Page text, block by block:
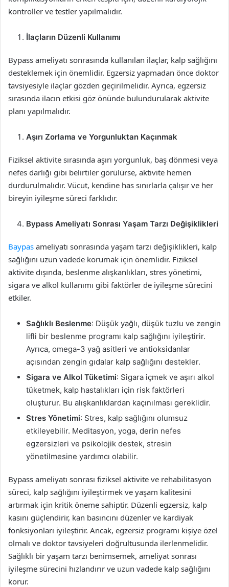
kontroller ve testler yapılmalıdır.
İlaçların Düzenli Kullanımı
Bypass ameliyatı sonrasında kullanılan ilaçlar, kalp sağlığını
desteklemek için önemlidir. Egzersiz yapmadan önce doktor
tavsiyesiyle ilaçlar gözden geçirilmelidir. Ayrıca, egzersiz
sırasında ilacın etkisi göz önünde bulundurularak aktivite
planı yapılmalıdır.
Aşırı Zorlama ve Yorgunluktan Kaçınmak
Fiziksel aktivite sırasında aşırı yorgunluk, baş dönmesi veya
nefes darlığı gibi belirtiler görülürse, aktivite hemen
durdurulmalıdır. Vücut, kendine has sınırlarla çalışır ve her
bireyin iyileşme süreci farklıdır.
Bypass Ameliyatı Sonrası Yaşam Tarzı Değişiklikleri
Baypas ameliyatı sonrasında yaşam tarzı değişiklikleri, kalp
sağlığını uzun vadede korumak için önemlidir. Fiziksel
aktivite dışında, beslenme alışkanlıkları, stres yönetimi,
sigara ve alkol kullanımı gibi faktörler de iyileşme sürecini
etkiler.
Sağlıklı Beslenme: Düşük yağlı, düşük tuzlu ve zengin
lifli bir beslenme programı kalp sağlığını iyileştirir.
Ayrıca, omega-3 yağ asitleri ve antioksidanlar
açısından zengin gıdalar kalp sağlığını destekler.
Sigara ve Alkol Tüketimi: Sigara içmek ve aşırı alkol
tüketmek, kalp hastalıkları için risk faktörleri
oluşturur. Bu alışkanlıklardan kaçınılması gereklidir.
Stres Yönetimi: Stres, kalp sağlığını olumsuz
etkileyebilir. Meditasyon, yoga, derin nefes
egzersizleri ve psikolojik destek, stresin
yönetilmesine yardımcı olabilir.
Bypass ameliyatı sonrası fiziksel aktivite ve rehabilitasyon
süreci, kalp sağlığını iyileştirmek ve yaşam kalitesini
artırmak için kritik öneme sahiptir. Düzenli egzersiz, kalp
kasını güçlendirir, kan basıncını düzenler ve kardiyak
fonksiyonları iyileştirir. Ancak, egzersiz programı kişiye özel
olmalı ve doktor tavsiyeleri doğrultusunda ilerlenmelidir.
Sağlıklı bir yaşam tarzı benimsemek, ameliyat sonrası
iyileşme sürecini hızlandırır ve uzun vadede kalp sağlığını
korur.